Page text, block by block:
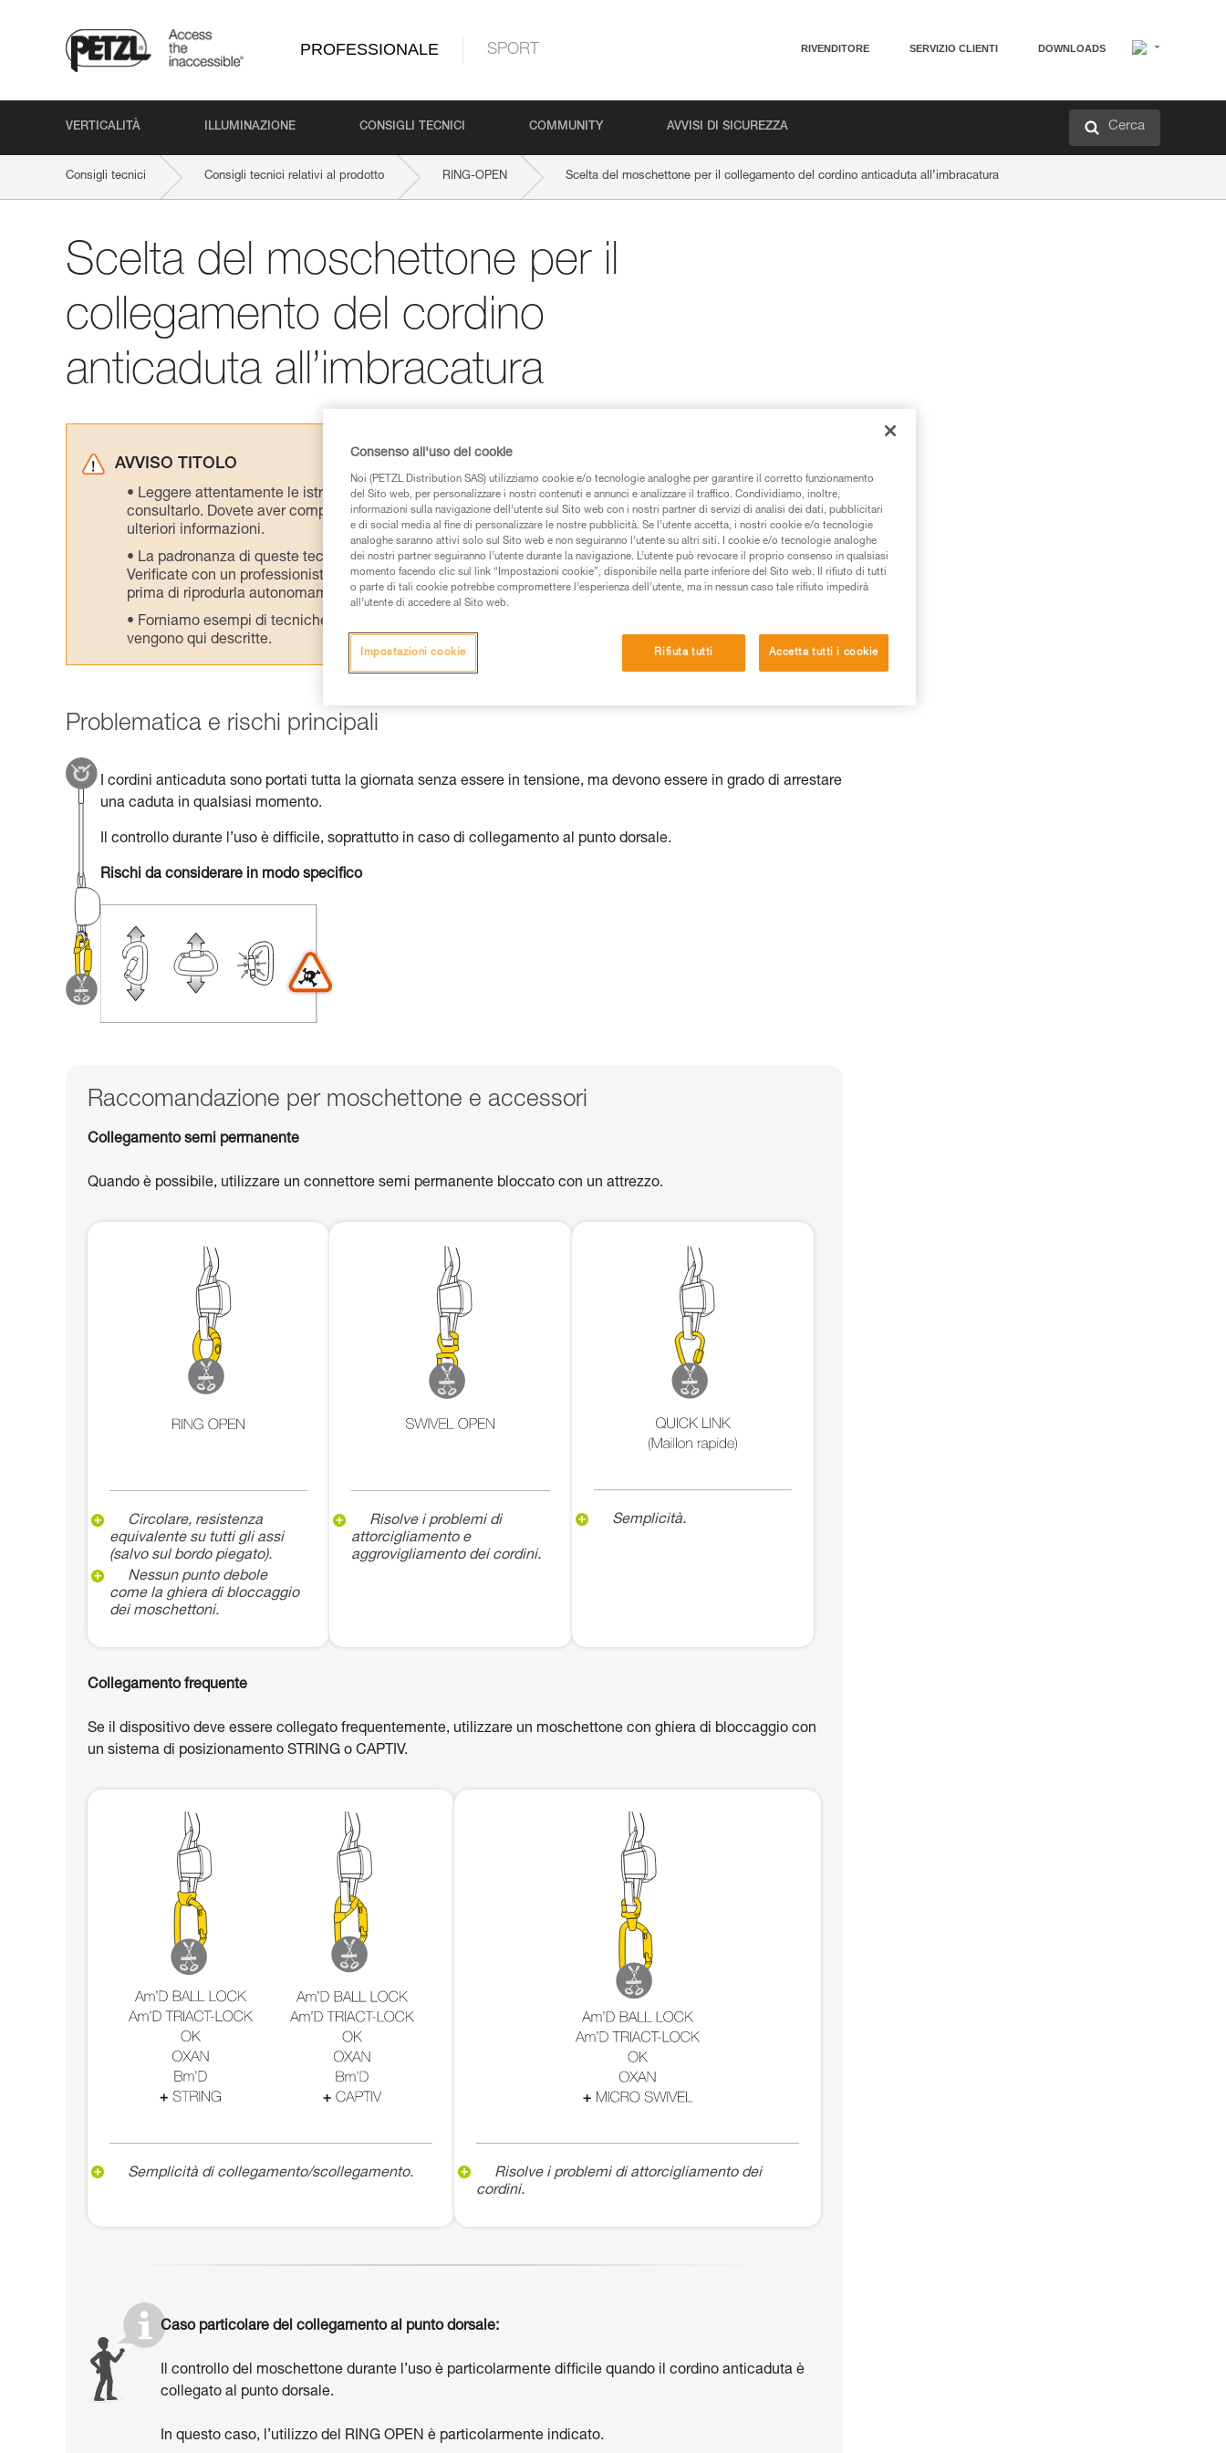
PROFESSIONALE SPORT RIVENDITORE SERVIZIO CLIENTI DOWNLOADS
VERTICALITÀ ILLUMINAZIONE CONSIGLI TECNICI COMMUNITY AVVISI DI SICUREZZA Cerca
Consigli tecnici Consigli tecnici relativi al prodotto RING-OPEN Scelta del moschettone per il collegamento del cordino anticaduta all’imbracatura
Scelta del moschettone per il
collegamento del cordino
anticaduta all’imbracatura
AVVISO TITOLO
Leggere attentamente le istruzioni tecniche dei prodotti utilizzati in questo consiglio prima di
consultarlo. Dovete aver compreso le informazioni dell’istruzione tecnica per poter capire queste
ulteriori informazioni.
La padronanza di queste tecniche richiede una formazione ed un addestramento specifico.
Verificate con un professionista la vostra capacità di rifare la manovra, da soli, in piena sicurezza,
prima di riprodurla autonomamente.
Forniamo esempi di tecniche relative alla vostra attività. Ne possono esistere altre che non
vengono qui descritte.
Problematica e rischi principali
I cordini anticaduta sono portati tutta la giornata senza essere in tensione, ma devono essere in grado di arrestare
una caduta in qualsiasi momento.
Il controllo durante l’uso è difficile, soprattutto in caso di collegamento al punto dorsale.
Rischi da considerare in modo specifico
Raccomandazione per moschettone e accessori
Collegamento semi permanente
Quando è possibile, utilizzare un connettore semi permanente bloccato con un attrezzo.
Circolare, resistenza
equivalente su tutti gli assi
(salvo sul bordo piegato).
Nessun punto debole
come la ghiera di bloccaggio
dei moschettoni.
Risolve i problemi di
attorcigliamento e
aggrovigliamento dei cordini.
Semplicità.
Collegamento frequente
Se il dispositivo deve essere collegato frequentemente, utilizzare un moschettone con ghiera di bloccaggio con
un sistema di posizionamento STRING o CAPTIV.
Semplicità di collegamento/scollegamento.
Risolve i problemi di attorcigliamento dei
cordini.
Caso particolare del collegamento al punto dorsale:
Il controllo del moschettone durante l’uso è particolarmente difficile quando il cordino anticaduta è
collegato al punto dorsale.
In questo caso, l’utilizzo del RING OPEN è particolarmente indicato.
Consenso all'uso dei cookie
Noi (PETZL Distribution SAS) utilizziamo cookie e/o tecnologie analoghe per garantire il corretto funzionamento
del Sito web, per personalizzare i nostri contenuti e annunci e analizzare il traffico. Condividiamo, inoltre,
informazioni sulla navigazione dell’utente sul Sito web con i nostri partner di servizi di analisi dei dati, pubblicitari
e di social media al fine di personalizzare le nostre pubblicità. Se l’utente accetta, i nostri cookie e/o tecnologie
analoghe saranno attivi solo sul Sito web e non seguiranno l’utente su altri siti. I cookie e/o tecnologie analoghe
dei nostri partner seguiranno l’utente durante la navigazione. L’utente può revocare il proprio consenso in qualsiasi
momento facendo clic sul link “Impostazioni cookie”, disponibile nella parte inferiore del Sito web. Il rifiuto di tutti
o parte di tali cookie potrebbe compromettere l’esperienza dell’utente, ma in nessun caso tale rifiuto impedirà
all’utente di accedere al Sito web.
Rifiuta tutti Accetta tutti i cookie
Impostazioni cookie